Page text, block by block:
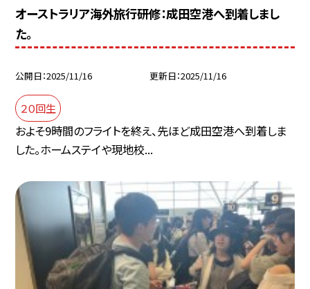
オーストラリア海外旅行研修：成田空港へ到着しまし
た。
公開日 2025/11/16 更新日 2025/11/16
２０回生
およそ9時間のフライトを終え、先ほど成田空港へ到着しま
した。ホームステイや現地校...